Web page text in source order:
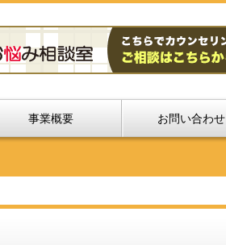
事業概要 お問い合わせ